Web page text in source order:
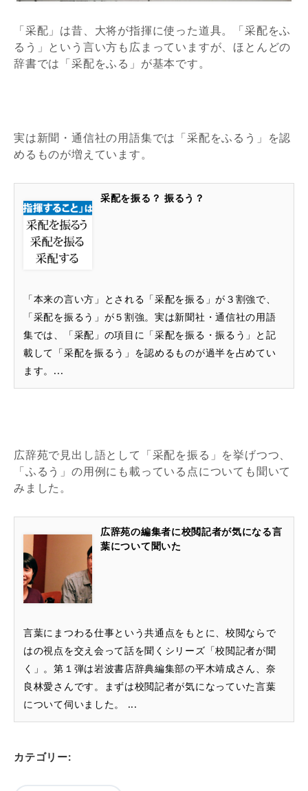
「采配」は昔、大将が指揮に使った道具。「采配をふ
るう」という言い方も広まっていますが、ほとんどの
辞書では「采配をふる」が基本です。
実は新聞・通信社の用語集では「采配をふるう」を認
めるものが増えています。
采配を振る？ 振るう？
「本来の言い方」とされる「采配を振る」が３割強で、
「采配を振るう」が５割強。実は新聞社・通信社の用語
集では、「采配」の項目に「采配を振る・振るう」と記
載して「采配を振るう」を認めるものが過半を占めてい
ます。...
広辞苑で見出し語として「采配を振る」を挙げつつ、
「ふるう」の用例にも載っている点についても聞いて
みました。
広辞苑の編集者に校閲記者が気になる言
葉について聞いた
言葉にまつわる仕事という共通点をもとに、校閲ならで
はの視点を交え会って話を聞くシリーズ「校閲記者が聞
く」。第１弾は岩波書店辞典編集部の平木靖成さん、奈
良林愛さんです。まずは校閲記者が気になっていた言葉
について伺いました。 ...
カテゴリー: